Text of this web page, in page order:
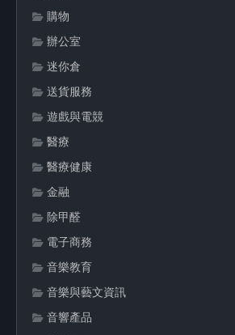
購物
辦公室
迷你倉
送貨服務
遊戲與電競
醫療
醫療健康
金融
除甲醛
電子商務
音樂教育
音樂與藝文資訊
音響產品